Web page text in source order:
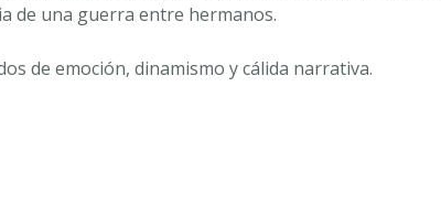
de una guerra entre hermanos.
de emoción, dinamismo y cálida narrativa.